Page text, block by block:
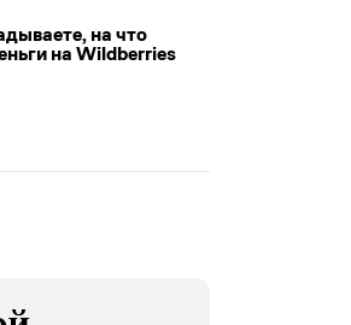
на что
на Wildberries